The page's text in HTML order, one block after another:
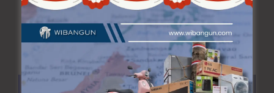
Artikel Terkait